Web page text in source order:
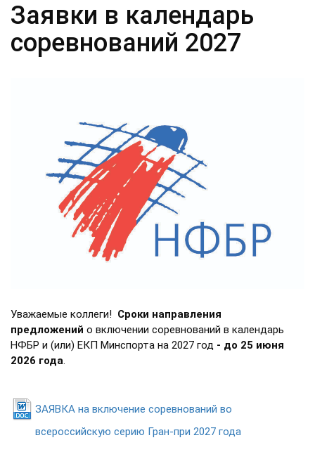
Заявки в календарь
соревнований 2027
Уважаемые коллеги! Сроки направления
предложений о включении соревнований в календарь
НФБР и (или) ЕКП Минспорта на 2027 год - до 25 июня
2026 года.
ЗАЯВКА на включение соревнований во
всероссийскую серию Гран-при 2027 года